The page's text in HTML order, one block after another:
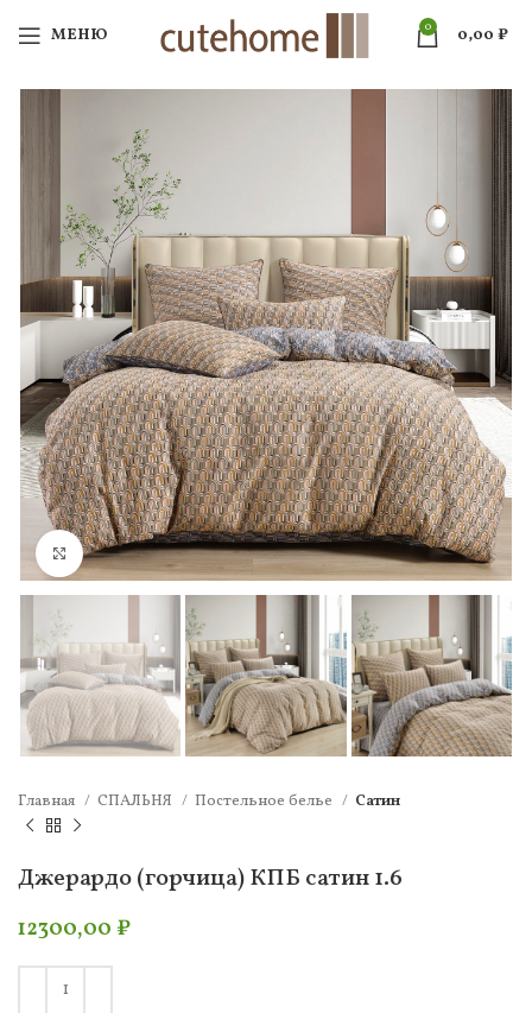
МЕНЮ 0 0,00 ₽
Нажмите, чтобы увеличить
Главная СПАЛЬНЯ Постельное белье Сатин
Джерардо (горчица) КПБ сатин 1.6
12300,00 ₽